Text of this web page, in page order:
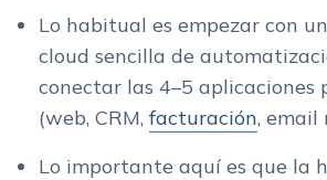
Lo habitual es empezar con
cloud sencilla de
conectar las 4–5 aplicaciones
(web, CRM, facturación, email
Lo importante aquí es que la